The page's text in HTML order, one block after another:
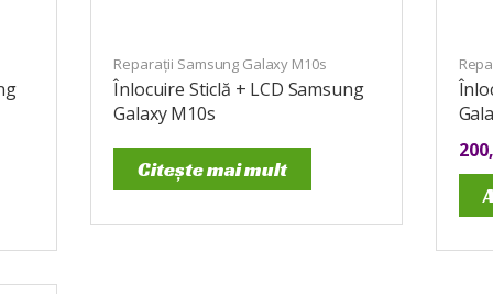
Reparații Samsung Galaxy M10s
Înlocuire Sticlă + LCD Samsung
Galaxy M10s
Citește mai mult